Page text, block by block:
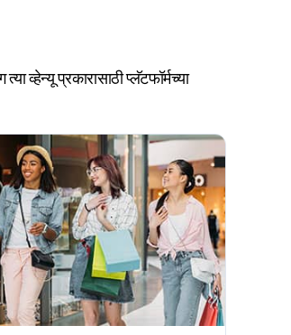
प्रकारासाठी प्लॅटफॉर्मच्या